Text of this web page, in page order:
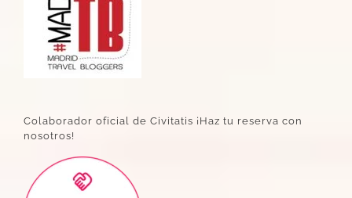
Colaborador oficial de Civitatis ¡Haz tu reserva con
nosotros!